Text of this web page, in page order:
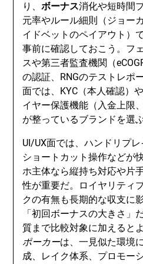
り、ボーナス消化や短時間
元率やルール細則（ジョー
イドベットのペイアウト）
事前に確認しておこう。フ
スや第三者監査機関（
の認証、RNGのテストレポ
面では、KYC（本人確認）
イヤー保護機能（入金上限
が整っているブランドを選
UI/UX面では、ハンドリプレ
ショートカット操作などが
ホ主体なら縦持ち対応や片
性が重要だ。ロイヤリティ
クの有無も長期的な収支に
「初回ボーナスの大きさ」
質まで比較対象に加えるとよ
ポーカーは、一見似た環境
成、レイク体系、プロモー